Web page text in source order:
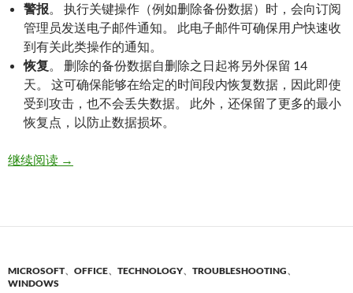
警报。
执行关键操作（例如删除备份数据）时，会向订阅
管理员发送电子邮件通知。
此电子邮件可确保用户快速收
到有关此类操作的通知。
恢复。
删除的备份数据自删除之日起将另外保留 14
天。
这可确保能够在给定的时间段内恢复数据，因此即使
受到攻击，也不会丢失数据。
此外，还保留了更多的最小
恢复点，以防止数据损坏。
继续阅读Azure 备份和还原服务的安全功能介绍
→
MICROSOFT、 OFFICE、 TECHNOLOGY、 TROUBLESHOOTING、
WINDOWS